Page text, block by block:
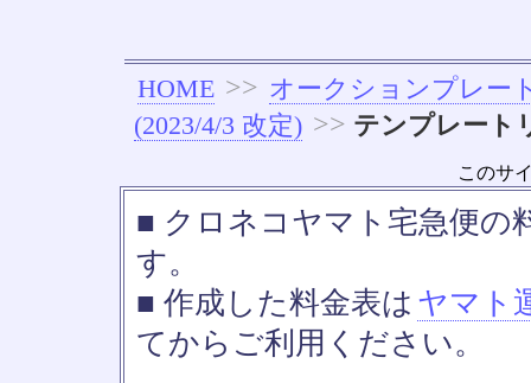
HOME >> オークションプレー
(2023/4/3 改定) >> テンプレート
このサ
■ クロネコヤマト宅急便の
す。
■ 作成した料金表は ヤマト
てからご利用ください。